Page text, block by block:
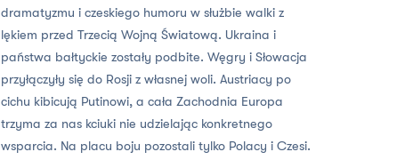
dramatyzmu i czeskiego humoru w służbie walki z
lękiem przed Trzecią Wojną Światową. Ukraina i
państwa bałtyckie zostały podbite. Węgry i Słowacja
przyłączyły się do Rosji z własnej woli. Austriacy po
cichu kibicują Putinowi, a cała Zachodnia Europa
trzyma za nas kciuki nie udzielając konkretnego
wsparcia. Na placu boju pozostali tylko Polacy i Czesi.